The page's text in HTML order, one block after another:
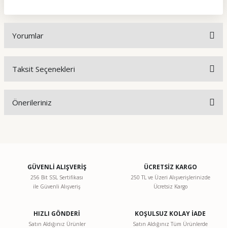
Yorumlar
Taksit Seçenekleri
Önerileriniz
Görüş ve önerileriniz için teşekkür ederiz.
Ürün resmi kalitesiz, bozuk veya görüntülenemiyor.
Ürün bilgilerinde hatalar bulunuyor.
GÜVENLİ ALIŞVERİŞ
256 Bit SSL Sertifikası
ile Güvenli Alışveriş
ÜCRETSİZ KARGO
250 TL ve Üzeri Alışverişlerinizde
Ücretsiz Kargo
HIZLI GÖNDERİ
Satın Aldığınız Ürünler
KOŞULSUZ KOLAY İADE
Satın Aldığınız Tüm Ürünlerde